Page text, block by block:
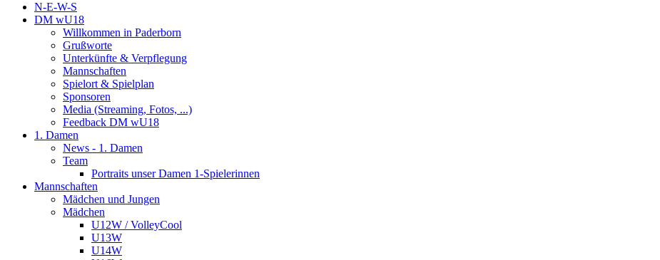
N-E-W-S
DM wU18
Willkommen in Paderborn
Grußworte
Unterkünfte & Verpflegung
Mannschaften
Spielort & Spielplan
Sponsoren
Media (Streaming, Fotos, ...)
Feedback DM wU18
1. Damen
News - 1. Damen
Team
Portraits unser Damen 1-Spielerinnen
Mannschaften
Mädchen und Jungen
Mädchen
U12W / VolleyCool
U13W
U14W